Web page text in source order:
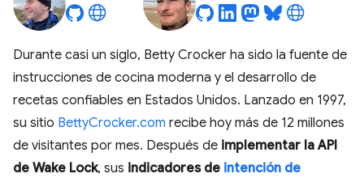
Durante casi un siglo, Betty Crocker ha sido la fuente de
instrucciones de cocina moderna y el desarrollo de
recetas confiables en Estados Unidos. Lanzado en 1997,
su sitio BettyCrocker.com recibe hoy más de 12 millones
de visitantes por mes. Después de implementar la API
de Wake Lock, sus indicadores de intención de